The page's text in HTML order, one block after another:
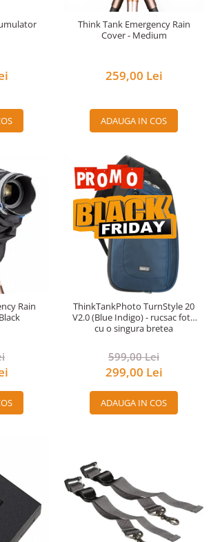
Think Tank Emergency Rain
Cover - Medium
259,00 Lei
ADAUGA IN COS
Rain
ThinkTankPhoto TurnStyle 20
V2.0 (Blue Indigo) - rucsac foto
cu o singura bretea
599,00 Lei
299,00 Lei
ADAUGA IN COS